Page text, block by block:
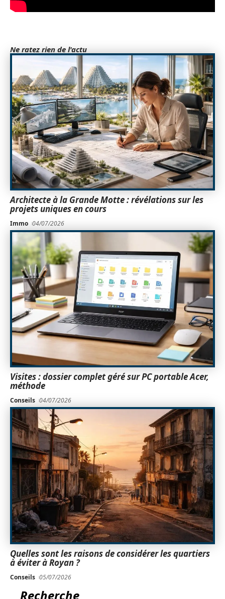
Ne ratez rien de l'actu
Architecte à la Grande Motte : révélations sur les
projets uniques en cours
Immo 04/07/2026
Visites : dossier complet géré sur PC portable Acer,
méthode
Conseils 04/07/2026
Quelles sont les raisons de considérer les quartiers
à éviter à Royan ?
Conseils 05/07/2026
Recherche